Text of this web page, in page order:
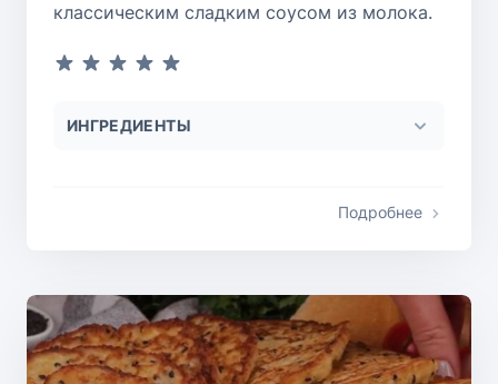
классическим сладким соусом из молока.
ИНГРЕДИЕНТЫ
Подробнее